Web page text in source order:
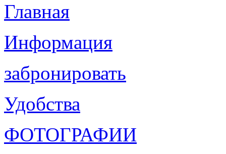
Главная
Информация
забронировать
Удобства
ФОТОГРАФИИ